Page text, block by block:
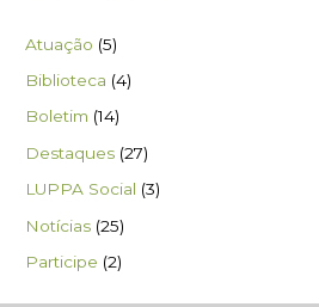
Atuação (5)
Biblioteca (4)
Boletim (14)
Destaques (27)
LUPPA Social (3)
Notícias (25)
Participe (2)